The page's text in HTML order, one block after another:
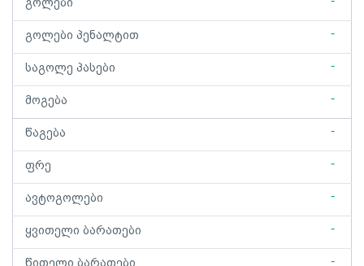
გოლები
გოლები პენალტით -
საგოლე პასები -
მოგება -
წაგება -
ფრე -
ავტოგოლები -
ყვითელი ბარათები -
-